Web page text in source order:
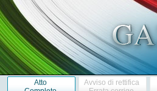
Atto
Avviso di rettifica